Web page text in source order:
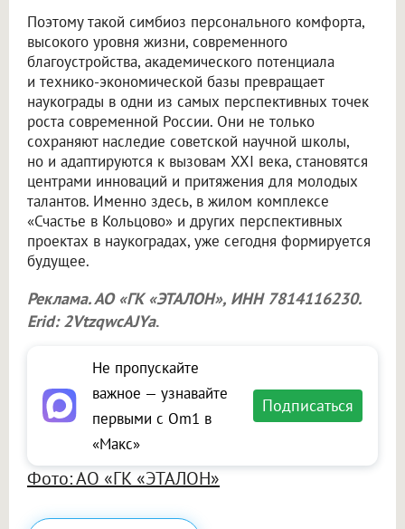
Поэтому такой симбиоз персонального комфорта,
высокого уровня жизни, современного
благоустройства, академического потенциала
и технико-экономической базы превращает
наукограды в одни из самых перспективных точек
роста современной России. Они не только
сохраняют наследие советской научной школы,
но и адаптируются к вызовам XXI века, становятся
центрами инноваций и притяжения для молодых
талантов. Именно здесь, в жилом комплексе
«Счастье в Кольцово» и других перспективных
проектах в наукоградах, уже сегодня формируется
будущее.
Реклама. АО «ГК «ЭТАЛОН», ИНН 7814116230.
Erid: 2VtzqwcAJYa.
Не пропускайте
важное — узнавайте
первыми с Om1 в
«Макс»
Подписаться
Фото: АО «ГК «ЭТАЛОН»